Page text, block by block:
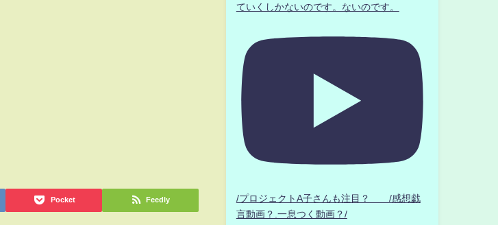
Pocket Feedly
ていくしかないのです。ないのです。
/プロジェクトA子さんも注目？ /感想戯
言動画？.一息つく動画？/